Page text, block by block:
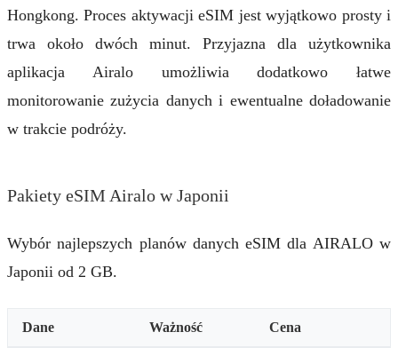
Hongkong. Proces aktywacji eSIM jest wyjątkowo prosty i
trwa około dwóch minut. Przyjazna dla użytkownika
aplikacja Airalo umożliwia dodatkowo łatwe
monitorowanie zużycia danych i ewentualne doładowanie
w trakcie podróży.
Pakiety eSIM Airalo w Japonii
Wybór najlepszych planów danych eSIM dla AIRALO w
Japonii od 2 GB.
Dane Ważność Cena